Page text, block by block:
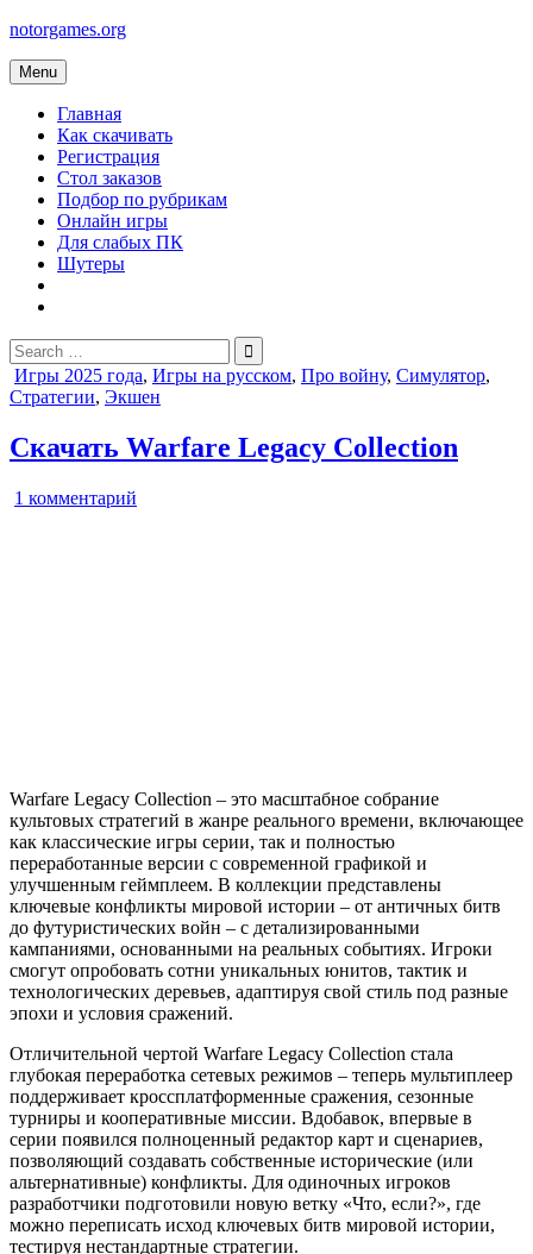
Skip
content
notorgames.org
Menu
Главная
Как скачивать
Регистрация
Стол заказов
Подбор по рубрикам
Онлайн игры
Для слабых ПК
Шутеры
Search
for:
Posted
in
Игры 2025 года, Игры на русском, Про войну, Симулятор,
Стратегии, Экшен
Скачать Warfare Legacy Collection
1 комментарий
Warfare Legacy Collection – это масштабное собрание
культовых стратегий в жанре реального времени, включающее
как классические игры серии, так и полностью
переработанные версии с современной графикой и
улучшенным геймплеем. В коллекции представлены
ключевые конфликты мировой истории – от античных битв
до футуристических войн – с детализированными
кампаниями, основанными на реальных событиях. Игроки
смогут опробовать сотни уникальных юнитов, тактик и
технологических деревьев, адаптируя свой стиль под разные
эпохи и условия сражений.
Отличительной чертой Warfare Legacy Collection стала
глубокая переработка сетевых режимов – теперь мультиплеер
поддерживает кроссплатформенные сражения, сезонные
турниры и кооперативные миссии. Вдобавок, впервые в
серии появился полноценный редактор карт и сценариев,
позволяющий создавать собственные исторические (или
альтернативные) конфликты. Для одиночных игроков
разработчики подготовили новую ветку «Что, если?», где
можно переписать исход ключевых битв мировой истории,
тестируя нестандартные стратегии.